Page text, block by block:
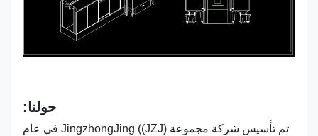
حولنا:
تم تأسيس شركة مجموعة JingzhongJing ((JZJ) في عام